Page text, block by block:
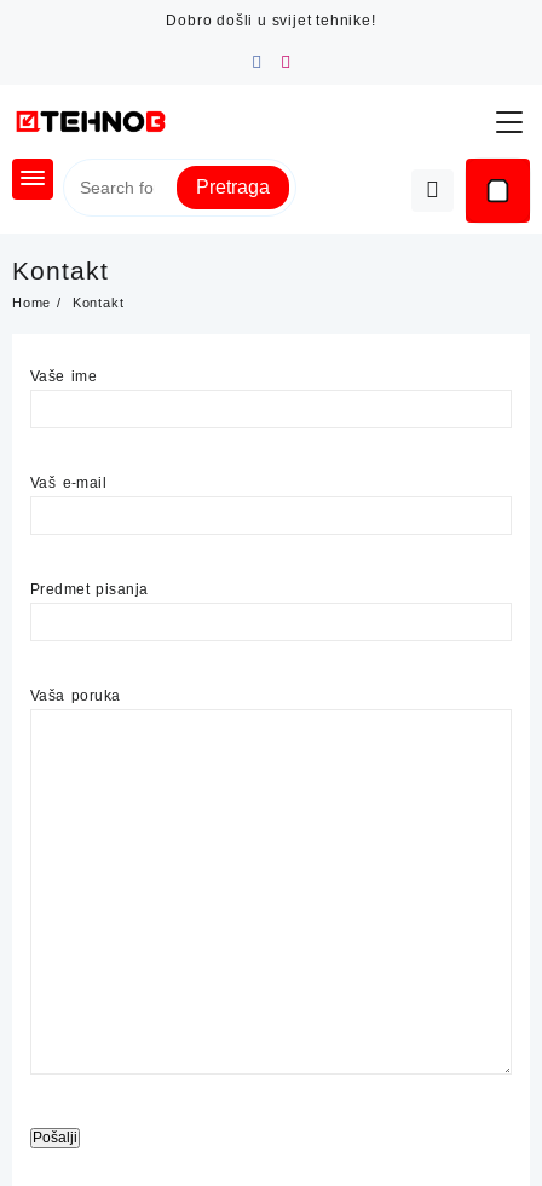
Dobro došli u svijet tehnike!
Pretraga
Kontakt
Home Kontakt
Vaše ime
Vaš e-mail
Predmet pisanja
Vaša poruka